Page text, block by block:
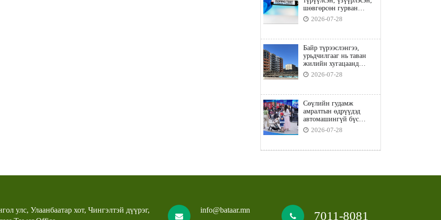
шөвгөрсөн гурван
бөхөөс допинг илэрчээ
2026-07-28
Байр түрээслэнгээ,
урьдчилгааг нь таван
жилийн хугацаанд
төлбөл орон сууцны
зээлд хамрагдана
2026-07-28
Сөүлийн гудамж
амралтын өдрүүдэд
автомашингүй бүс
боллоо
2026-07-28
улс, Улаанбаатар хот, Чингэлтэй дүүрэг,
info@bataar.mn 7011-8081